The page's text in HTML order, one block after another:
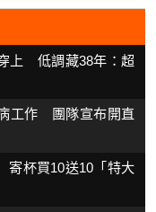
上 低調藏38年：超
工作 團隊宣布開直
杯買10送10「特大